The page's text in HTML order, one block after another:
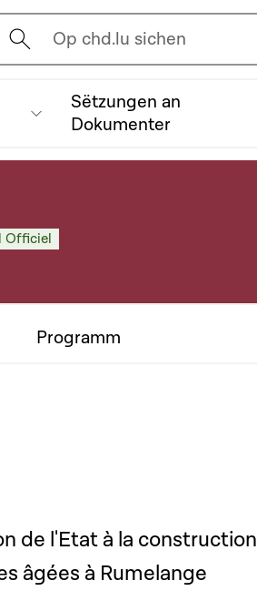
Ouvrir l'écran de recherche
Op chd.lu sichen
Sëtzungen an
Dokumenter
Officiel
Programm
de l'Etat à la construction
âgées à Rumelange